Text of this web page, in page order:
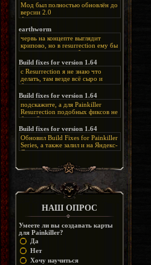
Мод был полностью обновлён до
версии 2.0
Альтернативная
ссылка:
FzzDkRlC8Q
earthworm
червь на концепте выглядит
крипово, но в resurrection ему бы
нашлось место, особенно в
каких-нибудь подземных
катакомбах. жаль, что половину
задумок там вырезали, зато и
рпгшности меньше. build fixes
спасибо что перезалили на
яндекс. а вот в комментах на
сайте у меня пару раз вылезала
левая вставка
https://uzbekmelbet.com/ru/
дико отвлекает от обсуждения
скринов.
Build fixes for version 1.64
с Resurrection я не знаю что
делать, там везде всё сыро и
баговано, от чего и заниматься
этим не хочется, тут либо играть
как есть или искать патчи для
этого дополнения на moddb,
либо же на крайняк играть мод
Resurrection, но настолько что не
особо уже и узнаётся
Build fixes for version 1.64
подскажите, а для Painkiller
Resurrection подобных фиксов не
будет?
Build fixes for version 1.64
Обновил Build Fixes for Painkiller
Series, а также залил и на Яндекс-
Диск
https://disk.yandex.ru/d/_zvZekuO5FTd3Q
НАШ ОПРОС
Умеете ли вы создавать карты
для Painkiller?
Да
Нет
Хочу научиться